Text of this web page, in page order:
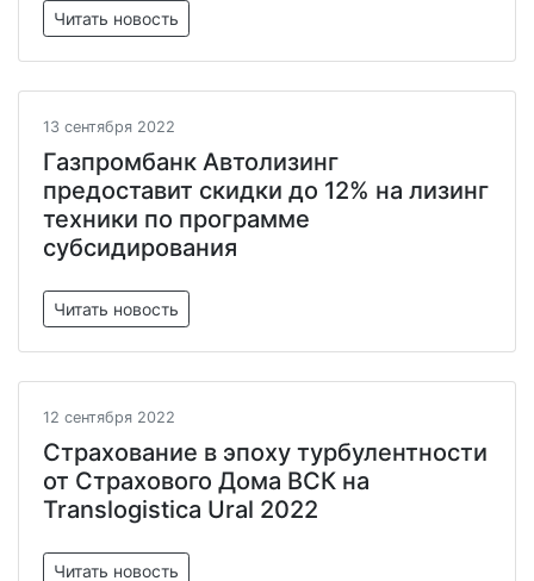
Читать новость
13 сентября 2022
Газпромбанк Автолизинг
предоставит скидки до 12% на лизинг
техники по программе
субсидирования
Читать новость
12 сентября 2022
Страхование в эпоху турбулентности
от Страхового Дома ВСК на
Translogistica Ural 2022
Читать новость